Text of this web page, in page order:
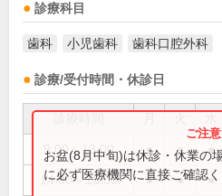
診療科目
歯科 小児歯科 歯科口腔外科
診療/受付時間・休診日
9:00～13:00 ● ● ●
14:30～18:00 ● ● ●
お盆(8月中旬)は休診・休業の
に必ず医療機関に直接ご確認く